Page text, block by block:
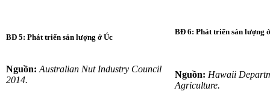
BĐ 5: Phát triển sản lượng ở Úc
Nguồn: Australian Nut Industry Council
2014.
BĐ 6: Phát triển sản lượng
Nguồn: Hawaii
Agriculture.